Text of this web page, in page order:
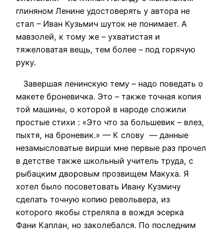
глиняном Ленине удостоверять у автора не
стал – Иван Кузьмич шуток не понимает. А
мавзолей, к тому же – ухватистая и
тяжеловатая вещь, тем более – под горячую
руку.
Завершая ленинскую тему – надо поведать о
макете броневичка. Это – также точная копия
той машины, о которой в народе сложили
простые стихи : «Это что за большевик – влез,
пыхтя, на броневик.» — К слову — данные
незамысловатые вирши мне первые раз прочел
в детстве также школьный учитель труда, с
рыбацким дворовым прозвищем Макуха. Я
хотел было посоветовать Ивану Кузмичу
сделать точную копию револьвера, из
которого якобы стреляла в вождя эсерка
Фани Каплан, но заколебался. По последним